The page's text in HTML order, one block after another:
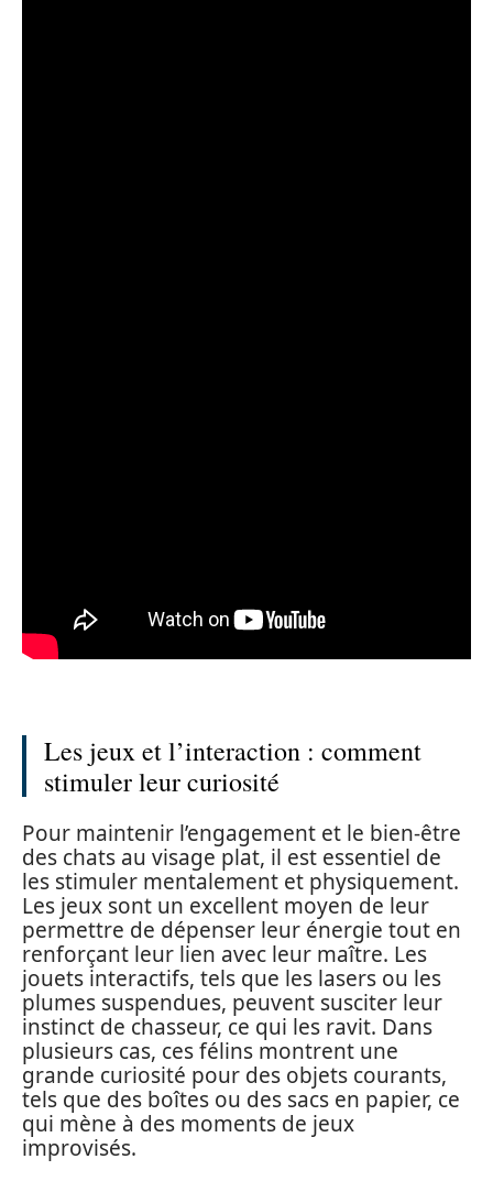
Les jeux et l’interaction : comment
stimuler leur curiosité
Pour maintenir l’engagement et le bien-être
des chats au visage plat, il est essentiel de
les stimuler mentalement et physiquement.
Les jeux sont un excellent moyen de leur
permettre de dépenser leur énergie tout en
renforçant leur lien avec leur maître. Les
jouets interactifs, tels que les lasers ou les
plumes suspendues, peuvent susciter leur
instinct de chasseur, ce qui les ravit. Dans
plusieurs cas, ces félins montrent une
grande curiosité pour des objets courants,
tels que des boîtes ou des sacs en papier, ce
qui mène à des moments de jeux
improvisés.